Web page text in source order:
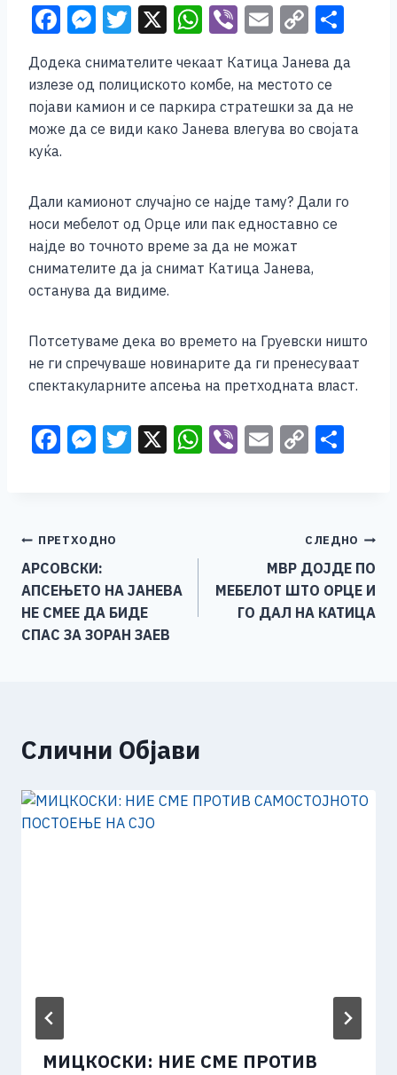
F
c
e
b
o
o
k
M
ss
e
n
er
T
tt
er
X W
at
s
A
p
Vi
er
E
m
ai
l
C
p
y
Li
k
ar
e
Додека снимателите чекаат Катица Јанева да
излезе од полициското комбе, на местото се
појави камион и се паркира стратешки за да не
може да се види како Јанева влегува во својата
куќа.
Дали камионот случајно се најде таму? Дали го
носи мебелот од Орце или пак едноставно се
најде во точното време за да не можат
снимателите да ја снимат Катица Јанева,
останува да видиме.
Потсетуваме дека во времето на Груевски ништо
не ги спречуваше новинарите да ги пренесуваат
спектакуларните апсења на претходната власт.
F
b
o
o
k
M
n
g
er
T X W
p
Vi E C
Li
n
k
Навигација
на
напис
ПРЕТХОДНО
АРСОВСКИ:
АПСЕЊЕТО НА ЈАНЕВА
НЕ СМЕЕ ДА БИДЕ
СПАС ЗА ЗОРАН ЗАЕВ
СЛЕДНО
МВР ДОЈДЕ ПО
МЕБЕЛОТ ШТО ОРЦЕ И
ГО ДАЛ НА КАТИЦА
Слични Објави
МИЦКОСКИ: НИЕ СМЕ ПРОТИВ